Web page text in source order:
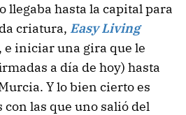
llegaba hasta la capital para
criatura, Easy Living
e iniciar una gira que le
a día de hoy) hasta
Y lo bien cierto es
con las que uno salió del